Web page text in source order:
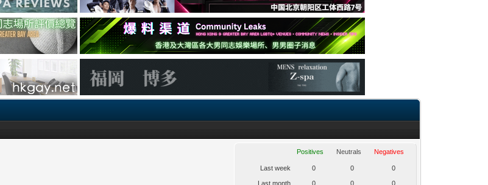
Positives Neutrals Negatives
Last week 0 0 0
Last month 0 0 0